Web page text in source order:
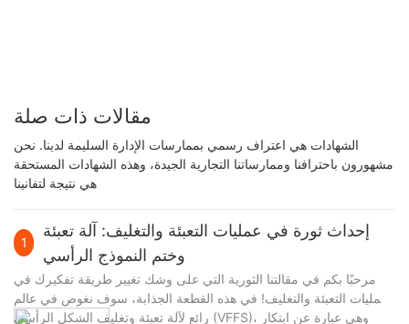
مقالات ذات صلة
الشهادات هي اعتراف رسمي بممارسات الإدارة السليمة لدينا. نحن
مشهورون باحترافنا وممارساتنا التجارية الجيدة، وهذه الشهادات المستحقة
هي نتيجة لتفانينا
1
إحداث ثورة في عمليات التعبئة والتغليف: آلة تعبئة
وختم النموذج الرأسي
مرحبًا بكم في مقالتنا الثورية التي على وشك تغيير طريقة تفكيرك في
عمليات التعبئة والتغليف! في هذه القطعة الجذابة، سوف نغوص في عالم
رائع لآلة تعبئة وتغليف الشكل الرأسي (VFFS)، وهي عبارة عن ابتكار